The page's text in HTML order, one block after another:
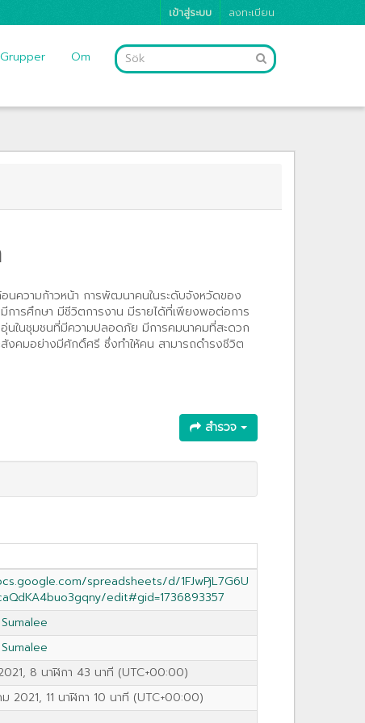
เข้าสู่ระบบ ลงทะเบียน
Grupper Om
นความก้าวหน้า การพัฒนาคนในระดับจังหวัดของ
ารศึกษา มีชีวิตการงาน มีรายได้ที่เพียงพอต่อการ
ในชุมชนที่มีความปลอดภัย มีการคมนาคมที่สะดวก
งคมอย่างมีศักดิ์ศรี ซึ่งทำให้คน สามารถดำรงชีวิต
สำรวจ
spreadsheets/d/1FJwPjL7G6U
edit#gid=1736893357
8 นาฬิกา 43 นาที (UTC+00:00)
2021, 11 นาฬิกา 10 นาที (UTC+00:00)